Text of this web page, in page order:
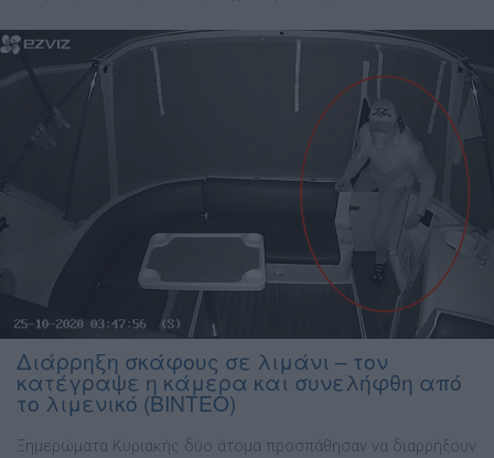
Διάρρηξη σκάφους σε λιμάνι – τον
κατέγραψε η κάμερα και συνελήφθη από
το λιμενικό (ΒΙΝΤΕΟ)
Ξημερώματα Κυριακής δύο άτομα προσπάθησαν να διαρρήξουν